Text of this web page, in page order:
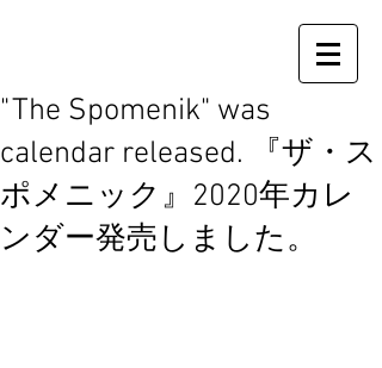
"The Spomenik" was
calendar released. 『ザ・ス
ポメニック』2020年カレ
ンダー発売しました。